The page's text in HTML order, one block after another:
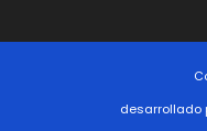
desarrollado